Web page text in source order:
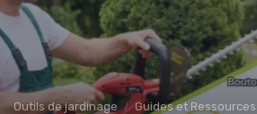
Outils de jardinage Guides et Ressources